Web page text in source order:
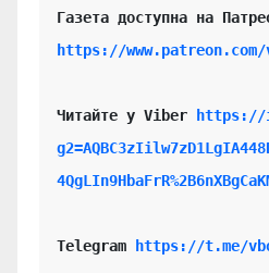
https://
Читайте у Viber
https://
Telegram https://t.me/